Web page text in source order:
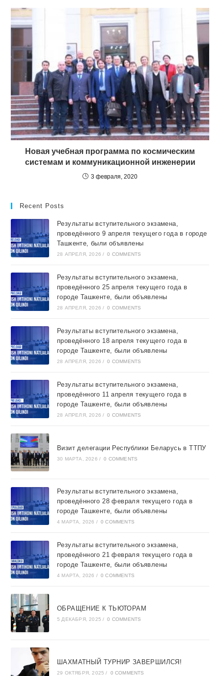
Новая учебная программа по космическим
системам и коммуникационной инженерии
3 февраля, 2020
Recent Posts
Результаты вступительного экзамена,
проведённого 9 апреля текущего года в городе
Ташкентe, были объявлены
28 АПРЕЛЯ, 2026 / 0 COMMENTS
Результаты вступительного экзамена,
проведённого 25 апреля текущего года в
городе Ташкентe, были объявлены
28 АПРЕЛЯ, 2026 / 0 COMMENTS
Результаты вступительного экзамена,
проведённого 18 апреля текущего года в
городе Ташкентe, были объявлены
28 АПРЕЛЯ, 2026 / 0 COMMENTS
Результаты вступительного экзамена,
проведённого 11 апреля текущего года в
городе Ташкентe, были объявлены
28 АПРЕЛЯ, 2026 / 0 COMMENTS
Визит делегации Республики Беларусь в ТТПУ
30 МАРТА, 2026 / 0 COMMENTS
Результаты вступительного экзамена,
проведённого 28 февраля текущего года в
городе Ташкентe, были объявлены
4 МАРТА, 2026 / 0 COMMENTS
Результаты вступительного экзамена,
проведённого 21 февраля текущего года в
городе Ташкентe, были объявлены
4 МАРТА, 2026 / 0 COMMENTS
ОБРАЩЕНИЕ К ТЬЮТОРАМ
5 ДЕКАБРЯ, 2025 / 0 COMMENTS
ШАХМАТНЫЙ ТУРНИР ЗАВЕРШИЛСЯ!
29 ОКТЯБРЯ, 2025 / 0 COMMENTS